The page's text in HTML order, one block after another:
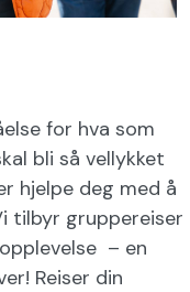
for hva som
bli så vellykket
hjelpe deg med å
tilbyr gruppereiser
– en
Reiser din